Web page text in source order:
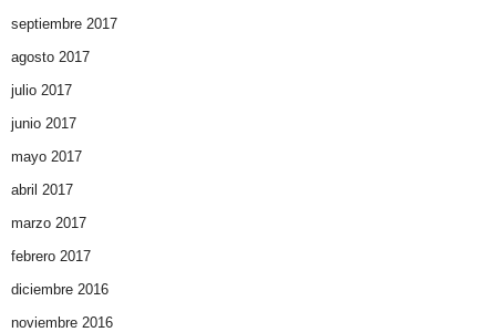
septiembre 2017
agosto 2017
julio 2017
junio 2017
mayo 2017
abril 2017
marzo 2017
febrero 2017
diciembre 2016
noviembre 2016